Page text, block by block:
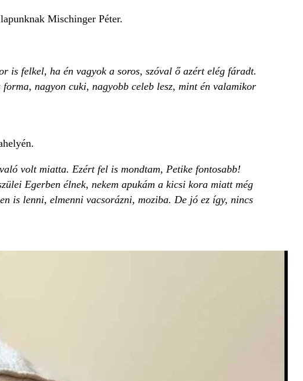
Mischinger Péter.
is felkel, ha én vagyok a soros, szóval ő azért elég fáradt.
nagyon cuki, nagyobb celeb lesz, mint én valamikor
volt miatta. Ezért fel is mondtam, Petike fontosabb!
Egerben élnek, nekem apukám a kicsi kora miatt még
is lenni, elmenni vacsorázni, moziba. De jó ez így, nincs